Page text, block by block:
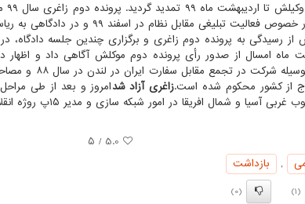
مقابل نظام در اسفند ۹۹ و در دادگاهی به ریاست قاضی صلواتی گرفتن شذ.
از رسیدگی به پرونده دوم زاغری و برگزاری چندین جلسه دادگاه،
ماه امسال از صدور رأی پرونده دوم موکلش آگاهی داد و اظهار
بهتان "فعالیت
از کشور محکوم شده است.زاغری آزاد شدامروز و بعد از طی
در امور شبکه سازی و مدیر ۱۵پ روژه انقلاب رنگی بوده است، در ایران بسته شد.
5.0 / ۵
,
بازداشت
(1)
(0)